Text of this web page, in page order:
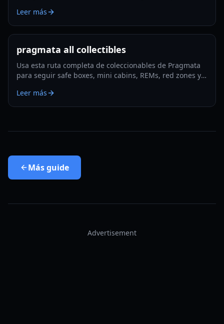
supervivencia y optimización lista para Lunatic Plus.
Leer más
pragmata all collectibles
Usa esta ruta completa de coleccionables de Pragmata
para seguir safe boxes, mini cabins, REMs, red zones y
en 2026.
Leer más
Másguide
Advertisement